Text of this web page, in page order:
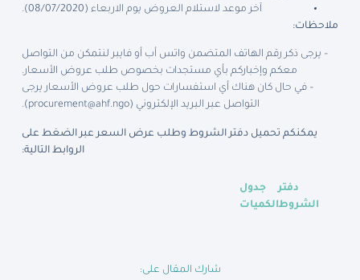
آخر موعد لاستلام العروض يوم الاربعاء (08/07/2020).
ملاحظات:
– يرجى ذكر رقم الهاتف المتضمن واتس أب أو فايبر لنتمكن من التواصل
معكم وإخباركم بأي مستجدات بخصوص طلب عروض الأسعار.
– في حال كان هناك أي استفسارات حول طلب عروض الأسعار يرجى
التواصل عبر البريد الإلكتروني (procurement@ahf.ngo
).
يمكنكم تحميل دفتر الشروط وطلب عرض السعر عبر الضغط على
الروابط التالية:
دفتر
الشروط
جدول
الكميات
شارك المقال على: